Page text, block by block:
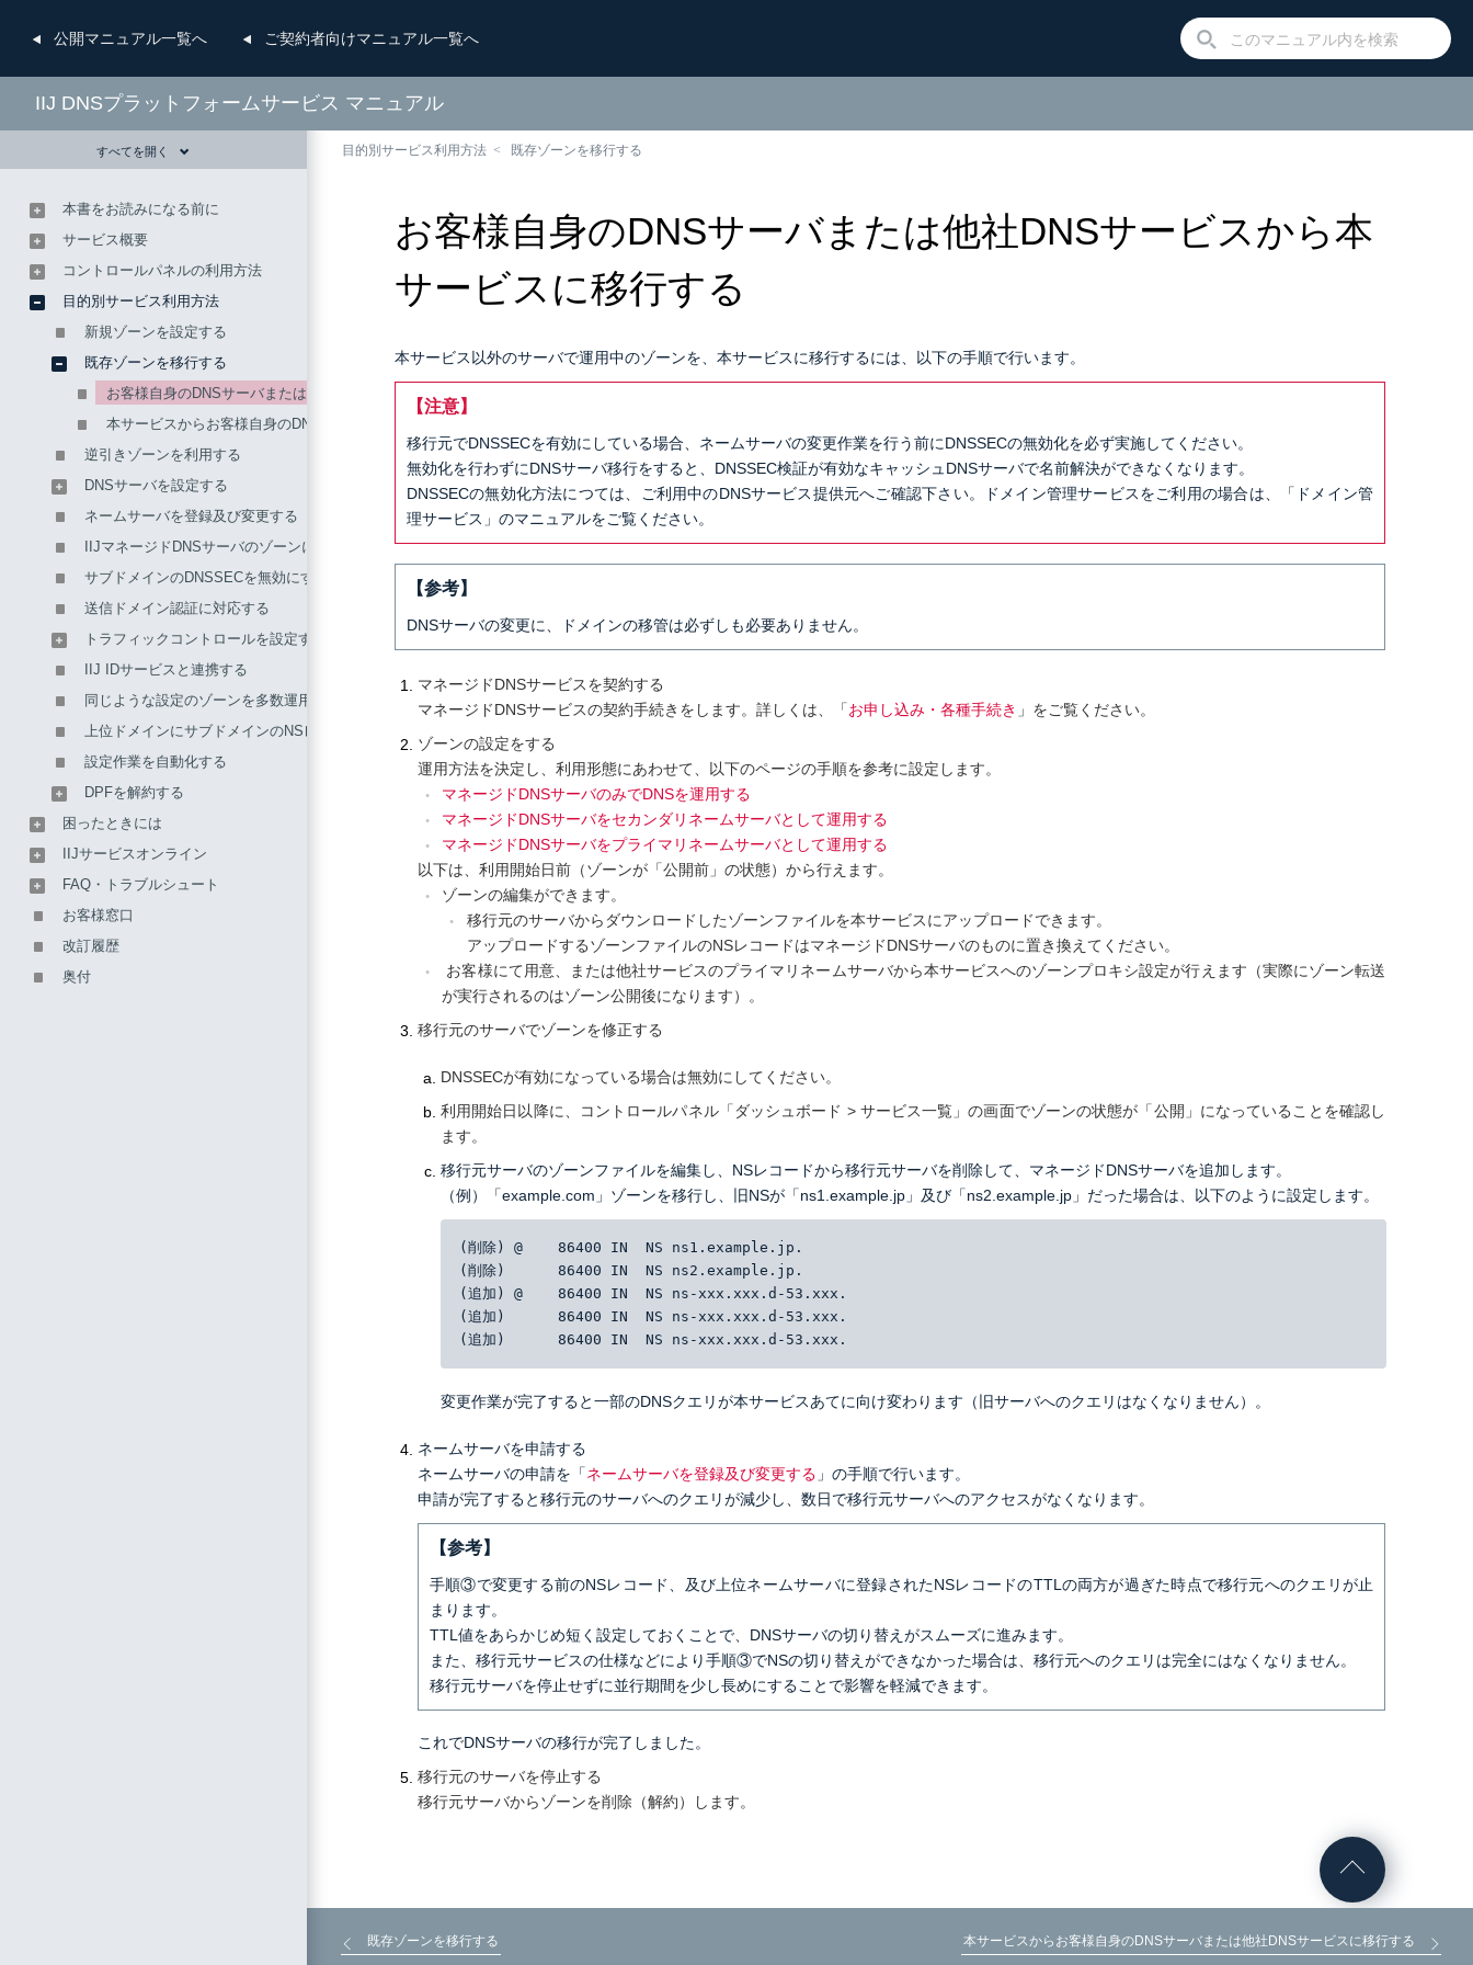
公開マニュアル一覧へ ご契約者向けマニュアル一覧へ
IIJ DNSプラットフォームサービス マニュアル
目的別サービス利用方法 既存ゾーンを移行する
お客様自身のDNSサーバまたは他社DNSサービスから本
サービスに移行する
本サービス以外のサーバで運用中のゾーンを、本サービスに移行するには、以下の手順で行います。
【注意】
移行元でDNSSECを有効にしている場合、ネームサーバの変更作業を行う前にDNSSECの無効化を必ず実施してください。
無効化を行わずにDNSサーバ移行をすると、DNSSEC検証が有効なキャッシュDNSサーバで名前解決ができなくなります。
DNSSECの無効化方法につては、ご利用中のDNSサービス提供元へご確認下さい。ドメイン管理サービスをご利用の場合は、「ドメイン管
理サービス」のマニュアルをご覧ください。
【参考】
DNSサーバの変更に、ドメインの移管は必ずしも必要ありません。
マネージドDNSサービスを契約する
マネージドDNSサービスの契約手続きをします。詳しくは、「お申し込み・各種手続き 」をご覧ください。
ゾーンの設定をする
運用方法を決定し、利用形態にあわせて、以下のページの手順を参考に設定します。
マネージドDNSサーバのみでDNSを運用する
マネージドDNSサーバをセカンダリネームサーバとして運用する
マネージドDNSサーバをプライマリネームサーバとして運用する
以下は、利用開始日前（ゾーンが「公開前」の状態）から行えます。
ゾーンの編集ができます。
移行元のサーバからダウンロードしたゾーンファイルを本サービスにアップロードできます。
アップロードするゾーンファイルのNSレコードはマネージドDNSサーバのものに置き換えてください。
お客様にて用意、または他社サービスのプライマリネームサーバから本サービスへのゾーンプロキシ設定が行えます（実際にゾーン転送
が実行されるのはゾーン公開後になります）。
移行元のサーバでゾーンを修正する
DNSSECが有効になっている場合は無効にしてください。
利用開始日以降に、コントロールパネル「ダッシュボード > サービス一覧」の画面でゾーンの状態が「公開」になっていることを確認し
ます。
移行元サーバのゾーンファイルを編集し、NSレコードから移行元サーバを削除して、マネージドDNSサーバを追加します。
（例）「example.com」ゾーンを移行し、旧NSが「ns1.example.jp」及び「ns2.example.jp」だった場合は、以下のように設定します。
(削除) @    86400 IN  NS ns1.example.jp.
(削除)      86400 IN  NS ns2.example.jp.
(追加) @    86400 IN  NS ns-xxx.xxx.d-53.xxx.
(追加)      86400 IN  NS ns-xxx.xxx.d-53.xxx.
(追加)      86400 IN  NS ns-xxx.xxx.d-53.xxx.
変更作業が完了すると一部のDNSクエリが本サービスあてに向け変わります（旧サーバへのクエリはなくなりません）。
ネームサーバを申請する
ネームサーバの申請を「ネームサーバを登録及び変更する 」の手順で行います。
申請が完了すると移行元のサーバへのクエリが減少し、数日で移行元サーバへのアクセスがなくなります。
【参考】
手順③で変更する前のNSレコード、及び上位ネームサーバに登録されたNSレコードのTTLの両方が過ぎた時点で移行元へのクエリが止
まります。
TTL値をあらかじめ短く設定しておくことで、DNSサーバの切り替えがスムーズに進みます。
また、移行元サービスの仕様などにより手順③でNSの切り替えができなかった場合は、移行元へのクエリは完全にはなくなりません。
移行元サーバを停止せずに並行期間を少し長めにすることで影響を軽減できます。
これでDNSサーバの移行が完了しました。
移行元のサーバを停止する
移行元サーバからゾーンを削除（解約）します。
既存ゾーンを移行する 本サービスからお客様自身のDNSサーバまたは他社DNSサービスに移行する
すべてを開く
本書をお読みになる前に
サービス概要
コントロールパネルの利用方法
目的別サービス利用方法
新規ゾーンを設定する
既存ゾーンを移行する
お客様自身のDNSサーバまたは他社DNSサービスから本サービスに移行する
本サービスからお客様自身のDNSサーバまたは他社DNSサービスに移行する
逆引きゾーンを利用する
DNSサーバを設定する
ネームサーバを登録及び変更する
IIJマネージドDNSサーバのゾーンにDNSレコードを登録、更新、または削除する
サブドメインのDNSSECを無効にする
送信ドメイン認証に対応する
トラフィックコントロールを設定する
IIJ IDサービスと連携する
同じような設定のゾーンを多数運用する
上位ドメインにサブドメインのNSレコードを一括登録する
設定作業を自動化する
DPFを解約する
困ったときには
IIJサービスオンライン
FAQ・トラブルシュート
お客様窓口
改訂履歴
奥付